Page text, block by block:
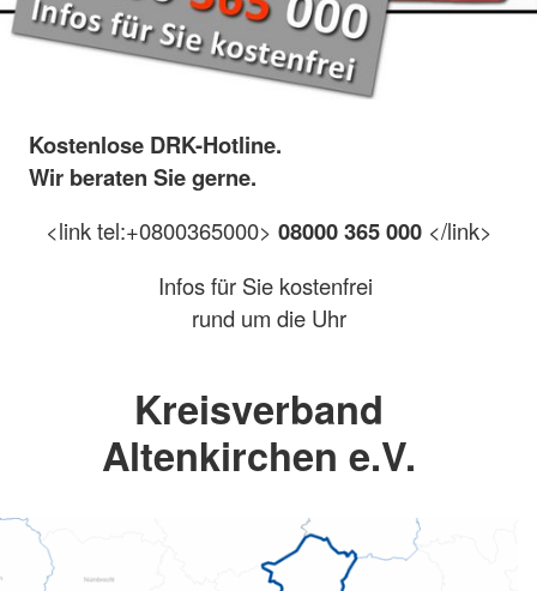
Kostenlose DRK-Hotline.
Wir beraten Sie gerne.
<link tel:+0800365000> 08000 365 000 </link>
Infos für Sie kostenfrei
rund um die Uhr
Kreisverband
Altenkirchen e.V.